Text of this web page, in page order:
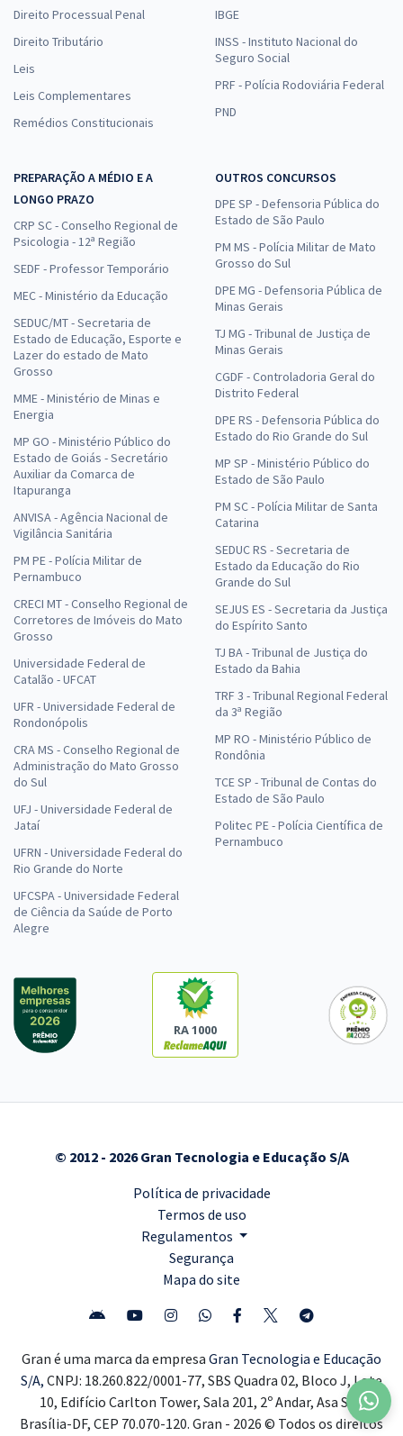
Direito Processual Penal
Direito Tributário
Leis
Leis Complementares
Remédios Constitucionais
IBGE
INSS - Instituto Nacional do
Seguro Social
PRF - Polícia Rodoviária Federal
PND
PREPARAÇÃO A MÉDIO E A
LONGO PRAZO
CRP SC - Conselho Regional de
Psicologia - 12ª Região
SEDF - Professor Temporário
MEC - Ministério da Educação
SEDUC/MT - Secretaria de
Estado de Educação, Esporte e
Lazer do estado de Mato
Grosso
MME - Ministério de Minas e
Energia
MP GO - Ministério Público do
Estado de Goiás - Secretário
Auxiliar da Comarca de
Itapuranga
ANVISA - Agência Nacional de
Vigilância Sanitária
PM PE - Polícia Militar de
Pernambuco
CRECI MT - Conselho Regional de
Corretores de Imóveis do Mato
Grosso
Universidade Federal de
Catalão - UFCAT
UFR - Universidade Federal de
Rondonópolis
CRA MS - Conselho Regional de
Administração do Mato Grosso
do Sul
UFJ - Universidade Federal de
Jataí
UFRN - Universidade Federal do
Rio Grande do Norte
UFCSPA - Universidade Federal
de Ciência da Saúde de Porto
Alegre
OUTROS CONCURSOS
DPE SP - Defensoria Pública do
Estado de São Paulo
PM MS - Polícia Militar de Mato
Grosso do Sul
DPE MG - Defensoria Pública de
Minas Gerais
TJ MG - Tribunal de Justiça de
Minas Gerais
CGDF - Controladoria Geral do
Distrito Federal
DPE RS - Defensoria Pública do
Estado do Rio Grande do Sul
MP SP - Ministério Público do
Estado de São Paulo
PM SC - Polícia Militar de Santa
Catarina
SEDUC RS - Secretaria de
Estado da Educação do Rio
Grande do Sul
SEJUS ES - Secretaria da Justiça
do Espírito Santo
TJ BA - Tribunal de Justiça do
Estado da Bahia
TRF 3 - Tribunal Regional Federal
da 3ª Região
MP RO - Ministério Público de
Rondônia
TCE SP - Tribunal de Contas do
Estado de São Paulo
Politec PE - Polícia Científica de
Pernambuco
RA 1000
© 2012 - 2026 Gran Tecnologia e Educação S/A
Política de privacidade
Termos de uso
Regulamentos
Segurança
Mapa do site
Gran é uma marca da empresa Gran Tecnologia e Educação
S/A, CNPJ: 18.260.822/0001-77, SBS Quadra 02, Bloco J, Lote
10, Edifício Carlton Tower, Sala 201, 2º Andar, Asa Sul,
Brasília-DF, CEP 70.070-120. Gran - 2026 © Todos os direitos